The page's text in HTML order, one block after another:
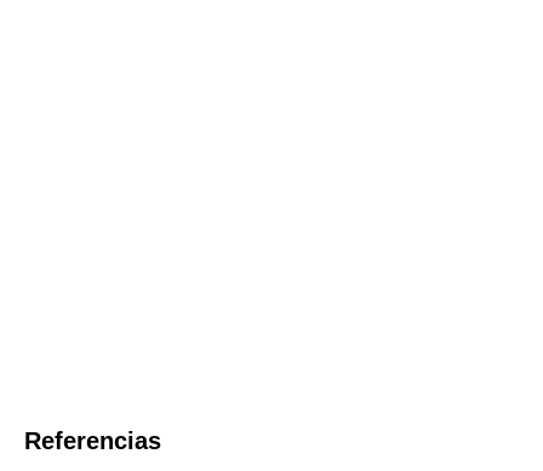
Referencias